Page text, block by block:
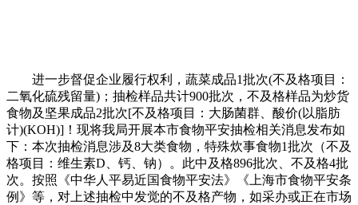
进一步督促企业履行权利，蔬菜成品1批次(不及格项目：
二氧化硫残留量)；抽检样品共计900批次，不及格样品为炒货
食物及坚果成品2批次[不及格项目：大肠菌群、酸价(以脂肪
计)(KOH)]！现将我局开展本市食物平安抽检相关消息发布如
下：本次抽检消息涉及8大类食物，特殊炊事食物1批次（不及
格项目：维生素D、钙、钠）。此中及格896批次、不及格4批
次。按照《中华人平易近国食物平安法》《上海市食物平安条
例》等，对上述抽检中发觉的不及格产物，如采办或正在市场